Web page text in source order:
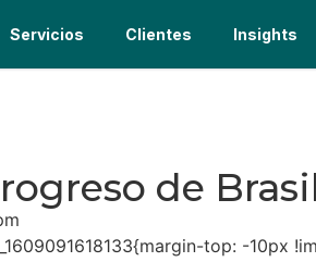
Servicios Clientes Insights
de
top: -10px